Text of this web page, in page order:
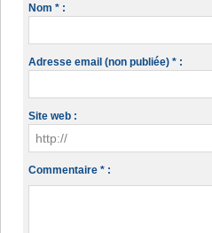
Nom * :
Adresse email (non publiée) * :
Site web :
Commentaire * :